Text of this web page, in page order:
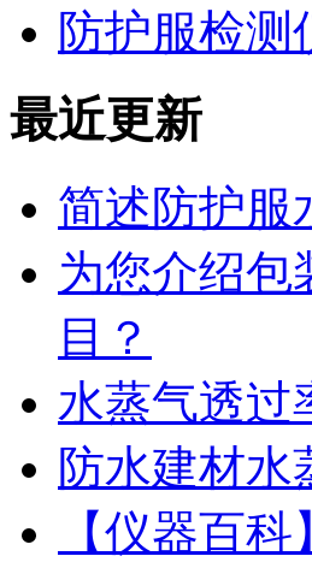
防护服检测
最近更新
简述防护服
为您介绍包
目？
水蒸气透过
防水建材
【仪器百